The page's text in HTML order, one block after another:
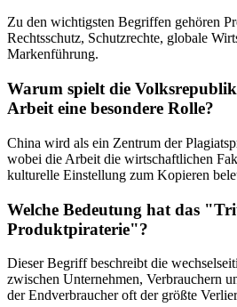
Zu den wichtigsten Begriffen gehören
Rechtsschutz, Schutzrechte, globale
Markenführung.
Warum spielt die
Arbeit eine besondere Rolle?
China wird als ein Zentrum der
wobei die Arbeit die wirtschaftlichen
kulturelle Einstellung zum Kopieren
Welche Bedeutung hat das
Produktpiraterie"?
Dieser Begriff beschreibt die
zwischen Unternehmen, Verbrauchern
der Endverbraucher oft der größte